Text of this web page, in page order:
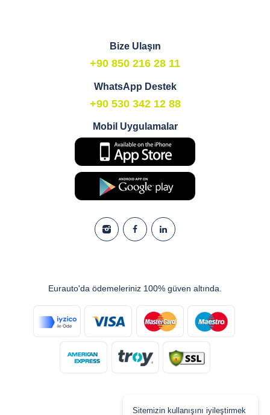
Bize Ulaşın
+90 850 216 28 11
WhatsApp Destek
+90 530 342 12 88
Mobil Uygulamalar
Eurauto'da ödemeleriniz 100% güven altında.
Sitemizin kullanışını iyileştirmek